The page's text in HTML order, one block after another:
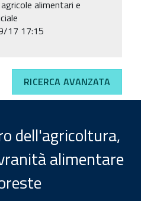
alimentari e
17 17:15
RICERCA AVANZATA
dell'agricoltura,
alimentare